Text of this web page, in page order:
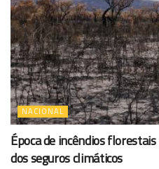
NACIONAL
Época de incêndios
dos seguros climáticos